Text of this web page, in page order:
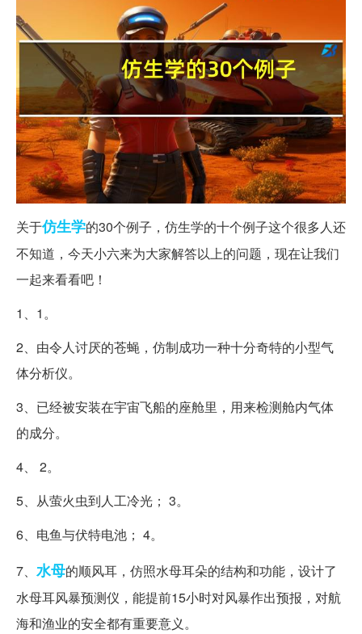
关于仿生学的30个例子，仿生学的十个例子这个很多人还
不知道，今天小六来为大家解答以上的问题，现在让我们
一起来看看吧！
1、1。
2、由令人讨厌的苍蝇，仿制成功一种十分奇特的小型气
体分析仪。
3、已经被安装在宇宙飞船的座舱里，用来检测舱内气体
的成分。
4、 2。
5、从萤火虫到人工冷光； 3。
6、电鱼与伏特电池； 4。
7、 水母的顺风耳，仿照水母耳朵的结构和功能，设计了
水母耳风暴预测仪，能提前15小时对风暴作出预报，对航
海和渔业的安全都有重要意义。